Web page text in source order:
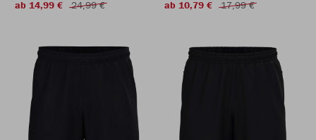
ab 14,99 €
24,99 €
ab 10,79 €
17,99 €